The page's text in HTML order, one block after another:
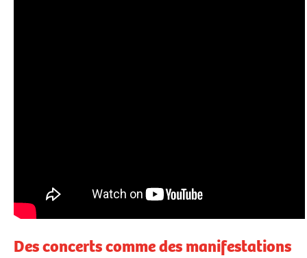
Des concerts comme des manifestations